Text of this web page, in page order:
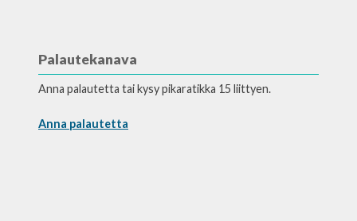
Palautekanava
Anna palautetta tai kysy pikaratikka 15 liittyen.
Anna palautetta